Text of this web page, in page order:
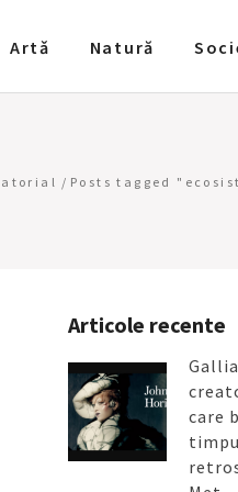
Artǎ Natură
/ Posts tagged
Articole recente
care